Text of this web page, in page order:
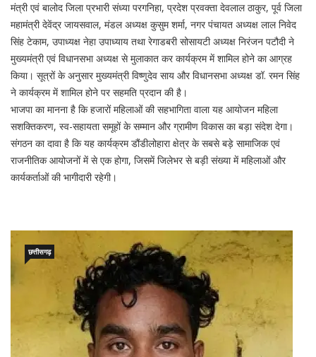
मंत्री एवं बालोद जिला प्रभारी संध्या परगनिहा, प्रदेश प्रवक्ता देवलाल ठाकुर, पूर्व जिला
महामंत्री देवेंद्र जायसवाल, मंडल अध्यक्ष कुसुम शर्मा, नगर पंचायत अध्यक्ष लाल निवेद
सिंह टेकाम, उपाध्यक्ष नेहा उपाध्याय तथा रेगाडबरी सोसायटी अध्यक्ष निरंजन पटौदी ने
मुख्यमंत्री एवं विधानसभा अध्यक्ष से मुलाकात कर कार्यक्रम में शामिल होने का आग्रह
किया। सूत्रों के अनुसार मुख्यमंत्री विष्णुदेव साय और विधानसभा अध्यक्ष डॉ. रमन सिंह
ने कार्यक्रम में शामिल होने पर सहमति प्रदान की है।
भाजपा का मानना है कि हजारों महिलाओं की सहभागिता वाला यह आयोजन महिला
सशक्तिकरण, स्व-सहायता समूहों के सम्मान और ग्रामीण विकास का बड़ा संदेश देगा।
संगठन का दावा है कि यह कार्यक्रम डौंडीलोहारा क्षेत्र के सबसे बड़े सामाजिक एवं
राजनीतिक आयोजनों में से एक होगा, जिसमें जिलेभर से बड़ी संख्या में महिलाओं और
कार्यकर्ताओं की भागीदारी रहेगी।
छत्तीसगढ़